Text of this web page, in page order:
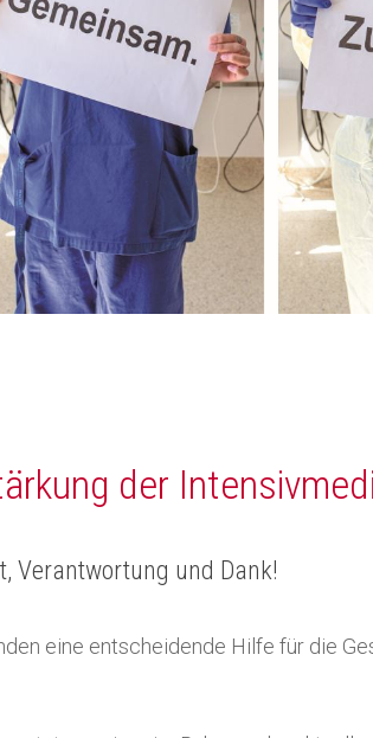
der
Verantwortung und Dank!
eine entscheidende Hilfe für die